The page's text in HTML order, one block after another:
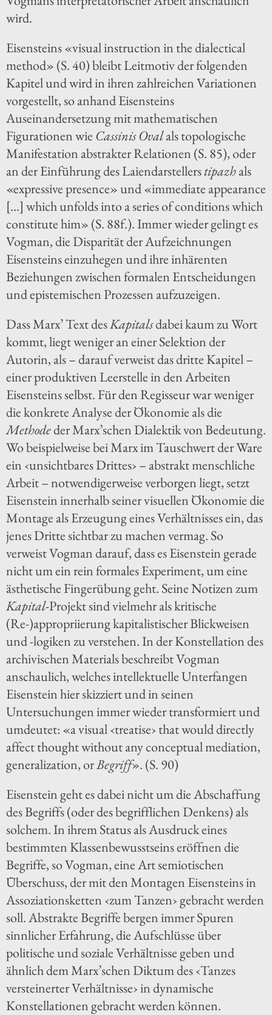
wird.
Eisensteins «visual instruction in the dialectical
method» (S. 40) bleibt Leitmotiv der folgenden
Kapitel und wird in ihren zahlreichen Variationen
vorgestellt, so anhand Eisensteins
Auseinandersetzung mit mathematischen
Figurationen wie Cassinis Ovalals topologische
Manifestation abstrakter Relationen (S. 85), oder
an der Einführung des Laiendarstellerstipazhals
«expressive presence» und «immediate appearance
[…] which unfolds into a series of conditions which
constitute him» (S. 88f.). Immer wieder gelingt es
Vogman, die Disparität der Aufzeichnungen
Eisensteins einzuhegen und ihre inhärenten
Beziehungen zwischen formalen Entscheidungen
und epistemischen Prozessen aufzuzeigen.
Dass Marx’ Text desKapitalsdabei kaum zu Wort
kommt, liegt weniger an einer Selektion der
Autorin, als – darauf verweist das dritte Kapitel –
einer produktiven Leerstelle in den Arbeiten
Eisensteins selbst. Für den Regisseur war weniger
die konkrete Analyse der Ökonomie als die
Methodeder Marx’schen Dialektik von Bedeutung.
Wo beispielweise bei Marx im Tauschwert der Ware
ein ‹unsichtbares Drittes› – abstrakt menschliche
Arbeit – notwendigerweise verborgen liegt, setzt
Eisenstein innerhalb seiner visuellen Ökonomie die
Montage als Erzeugung eines Verhältnisses ein, das
jenes Dritte sichtbar zu machen vermag. So
verweist Vogman darauf, dass es Eisenstein gerade
nicht um ein rein formales Experiment, um eine
ästhetische Fingerübung geht. Seine Notizen zum
Kapital-Projekt sind vielmehr als kritische
(Re-)appropriierung kapitalistischer Blickweisen
und -logiken zu verstehen. In der Konstellation des
archivischen Materials beschreibt Vogman
anschaulich, welches intellektuelle Unterfangen
Eisenstein hier skizziert und in seinen
Untersuchungen immer wieder transformiert und
umdeutet: «a visual ‹treatise› that would directly
affect thought without any conceptual mediation,
generalization, orBegriff». (S. 90)
Eisenstein geht es dabei nicht um die Abschaffung
des Begriffs (oder des begrifflichen Denkens) als
solchem. In ihrem Status als Ausdruck eines
bestimmten Klassenbewusstseins eröffnen die
Begriffe, so Vogman, eine Art semiotischen
Überschuss, der mit den Montagen Eisensteins in
Assoziationsketten ‹zum Tanzen› gebracht werden
soll. Abstrakte Begriffe bergen immer Spuren
sinnlicher Erfahrung, die Aufschlüsse über
politische und soziale Verhältnisse geben und
ähnlich dem Marx’schen Diktum des ‹Tanzes
versteinerter Verhältnisse› in dynamische
Konstellationen gebracht werden können.